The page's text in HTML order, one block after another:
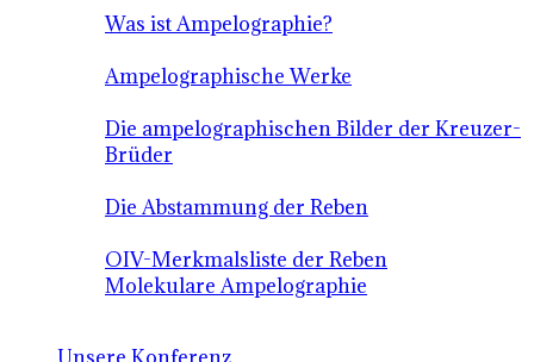
Was ist Ampelographie?
Ampelographische Werke
Die ampelographischen Bilder der Kreuzer-
Brüder
Die Abstammung der Reben
OIV-Merkmalsliste der Reben
Molekulare Ampelographie